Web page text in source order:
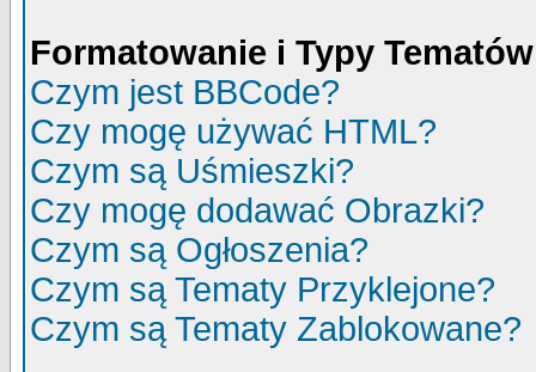
Formatowanie i Typy Tematów
Czym jest BBCode?
Czy mogę używać HTML?
Czym są Uśmieszki?
Czy mogę dodawać Obrazki?
Czym są Ogłoszenia?
Czym są Tematy Przyklejone?
Czym są Tematy Zablokowane?